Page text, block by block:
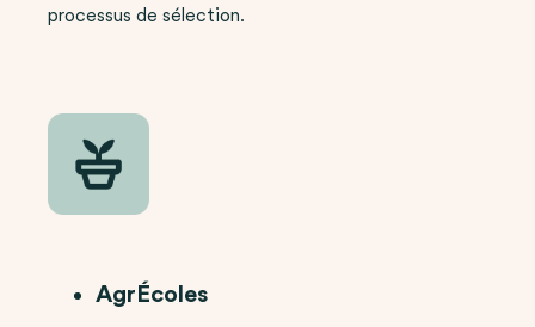
processus de sélection.
AgrÉcoles